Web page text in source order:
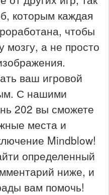
которым каждая
чтобы
мозгу, а не просто
ваш игровой
С нашими
202 вы сможете
места и
Mindblow!
определенный
ниже, и
вам помочь!